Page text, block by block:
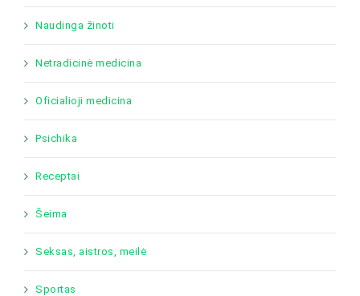
Naudinga žinoti
Netradicinė medicina
Oficialioji medicina
Psichika
Receptai
Šeima
Seksas, aistros, meilė
Sportas